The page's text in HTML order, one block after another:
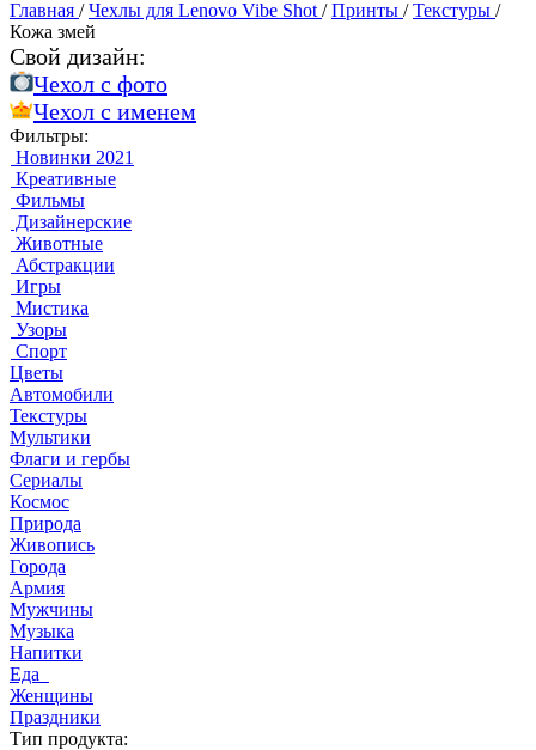
Главная / Чехлы для Lenovo Vibe Shot / Принты / Текстуры /
Кожа змей
Свой дизайн:
Чехол c фото
Чехол c именем
Фильтры:
Новинки 2021
Креативные
Фильмы
Дизайнерские
Животные
Абстракции
Игры
Мистика
Узоры
Спорт
Цветы
Автомобили
Текстуры
Мультики
Флаги и гербы
Сериалы
Космос
Природа
Живопись
Города
Армия
Мужчины
Музыка
Напитки
Еда
Женщины
Праздники
Тип продукта: